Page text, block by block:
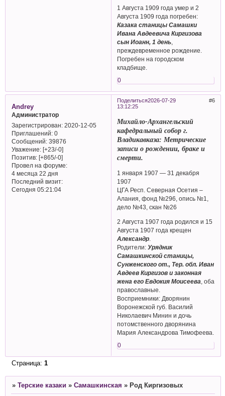
1 Августа 1909 года умер и 2
Августа 1909 года погребен:
Казака станицы Самашки
Ивана Авдеевича Киргизова
сын Иоанн, 1 день
преждевременное рождение.
Погребен на городском
кладбище.
0
Поделиться 6
2026-07-29
13:12:25
Andrey
Администратор
Зарегистрирован: 2020-12-05
Приглашений:0
Сообщений:39876
Уважение: [+23/-0]
Позитив: [+865/-0]
Провел на форуме:
4 месяца 22 дня
Последний визит:
Сегодня 05:21:04
Михайло-Архангельский
кафедральный собор г.
Владикавказа: Метрические
записи о рождении, браке и
смерти.
1 января 1907 — 31 декабря
1907
ЦГА Респ. Северная Осетия –
Алания, фонд №296, опись №1,
дело №43, скан №26
2 Августа 1907 года родился и 15
Августа 1907 года крещен
Александр
Родители:Урядник
Самашкинской станицы,
Сунженского от., Тер. обл. Иван
Авдеев Киргизов и законная
жена его Евдокия Моисеева , оба
православные.
Восприемники: Дворянин
Воронежской губ. Василий
Николаевич Минин и дочь
потомственного дворянина
Мария Александрова Тимофеева.
0
Страница: 1
» Терские казаки » Самашкинская » Род Киргизовых